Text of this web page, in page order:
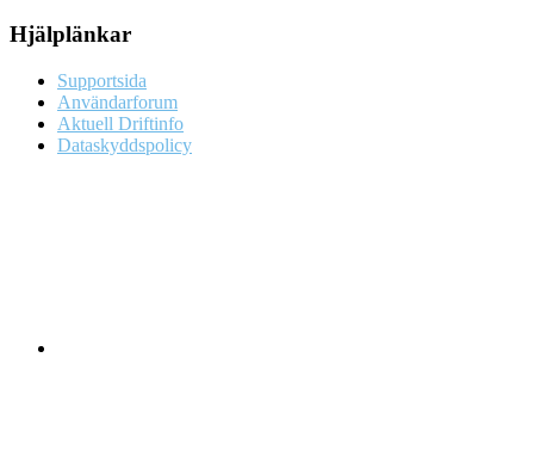
Hjälplänkar
Supportsida
Användarforum
Aktuell Driftinfo
Dataskyddspolicy